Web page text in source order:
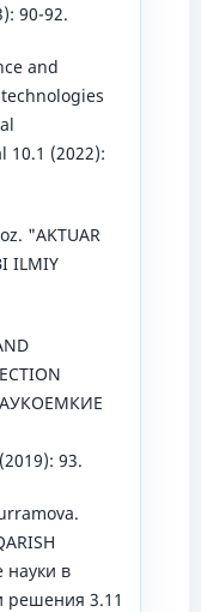
90-92.
and
10.1 (2022):
"AKTUAR
ILMIY
93.
науки в
решения 3.11